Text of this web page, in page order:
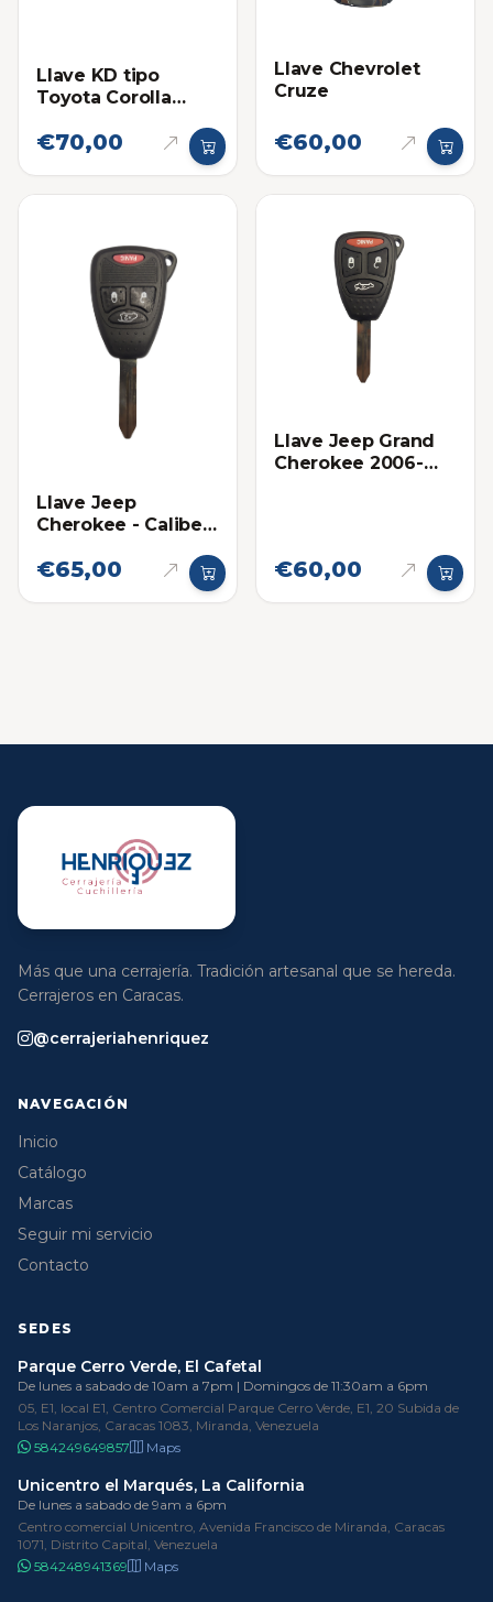
Llave KD tipo
Toyota Corolla
€70,00
Llave Chevrolet
Cruze
€60,00
Llave Jeep
Cherokee - Caliber
€65,00
Llave Jeep Grand
Cherokee 2006-
€60,00
Más que una cerrajería. Tradición artesanal que se hereda.
Cerrajeros en Caracas.
@cerrajeriahenriquez
NAVEGACIÓN
Inicio
Catálogo
Marcas
Seguir mi servicio
Contacto
SEDES
Parque Cerro Verde, El Cafetal
De lunes a sabado de 10am a 7pm | Domingos de 11:30am a 6pm
05, E1, local E1, Centro Comercial Parque Cerro Verde, E1, 20 Subida de
Los Naranjos, Caracas 1083, Miranda, Venezuela
584249649857
Maps
Unicentro el Marqués, La California
De lunes a sabado de 9am a 6pm
Centro comercial Unicentro, Avenida Francisco de Miranda, Caracas
1071, Distrito Capital, Venezuela
584248941369
Maps